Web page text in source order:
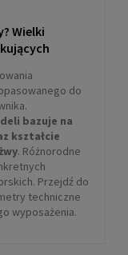
Wielki
do
bazuje na
kształcie
. Różnorodne
Przejdź do
techniczne
wyposażenia.